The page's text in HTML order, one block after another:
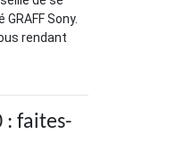
Sony.
rendant
: faites-